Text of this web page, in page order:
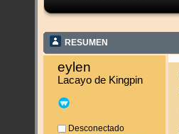
RESUMEN
eylen
Lacayo de Kingpin
Desconectado